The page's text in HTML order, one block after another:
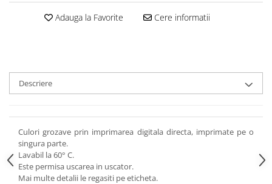
Adauga la Favorite Cere informatii
Descriere
Culori grozave prin imprimarea digitala directa, imprimate pe o
singura parte.
Lavabil la 60° C.
Este permisa uscarea in uscator.
Mai multe detalii le regasiti pe eticheta.